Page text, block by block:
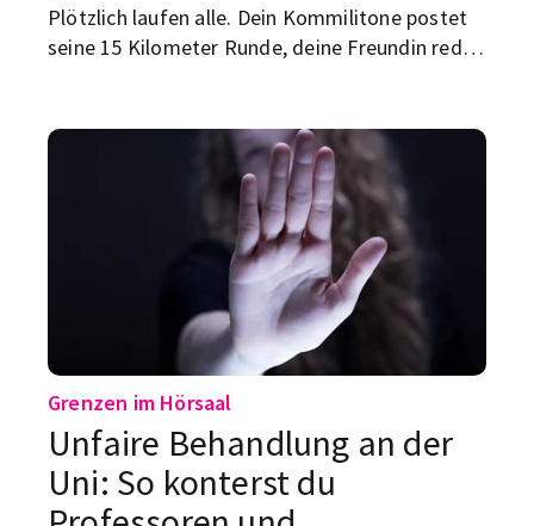
Plötzlich laufen alle. Dein Kommilitone postet
seine 15 Kilometer Runde, deine Freundin redet
Studienfach mit schöneren Schuhen. Aber was
steckt hinter dem Trend?
Grenzen im Hörsaal
Unfaire Behandlung an der
Uni: So konterst du